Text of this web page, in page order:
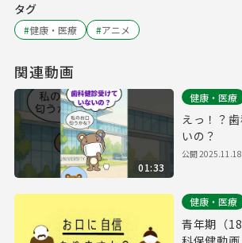
タグ
#健康・医療 #アニメ
関連動画
01:33
健康・医療
えっ！？
いの？
公開2025.11.18
健康・医療
青年期（